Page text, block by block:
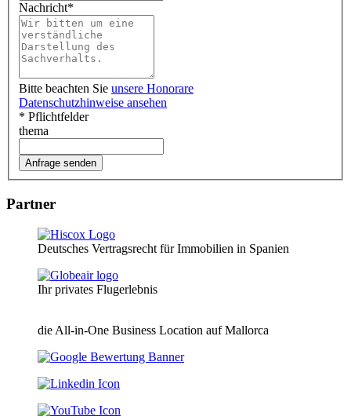
Nachricht*
Bitte beachten Sie unsere Honorare
Datenschutzhinweise ansehen
* Pflichtfelder
thema
Partner
Deutsches Vertragsrecht für Immobilien in Spanien
Ihr privates Flugerlebnis
die All-in-One Business Location auf Mallorca